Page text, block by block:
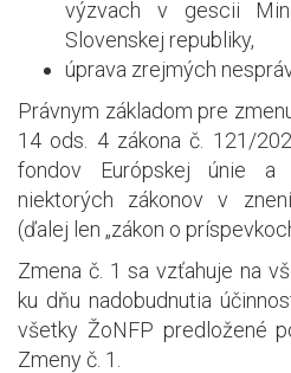
výzvach v gescii
Slovenskej republiky,
úprava zrejmých
Právnym základom pre
14 ods. 4 zákona č. 121/
fondov Európskej únie
niektorých zákonov v
(ďalej len „zákon o
Zmena č. 1 sa vzťahuje na
ku dňu nadobudnutia
všetky ŽoNFP predložené
Zmeny č. 1.